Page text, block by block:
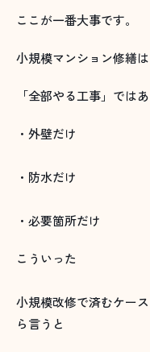
ここが一番大事です。
小規模マンション修繕は
「全部やる工事」では
・外壁だけ
・防水だけ
・必要箇所だけ
こういった
小規模改修で済むケー
ら言うと